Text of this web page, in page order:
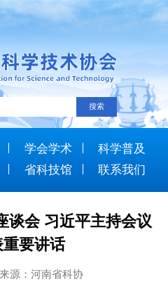
学会学术
科学普及
省科技馆 联系我们
谈会 习近平主持会议
要讲话
源：河南省科协